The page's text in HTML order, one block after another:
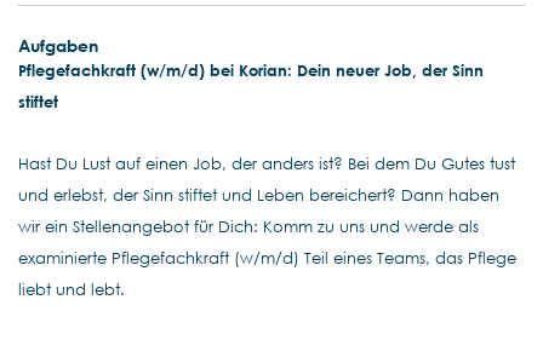
Aufgaben
Pflegefachkraft (w/m/d) bei Korian: Dein neuer Job, der Sinn
stiftet
Hast Du Lust auf einen Job, der anders ist? Bei dem Du Gutes tust
und erlebst, der Sinn stiftet und Leben bereichert? Dann haben
wir ein Stellenangebot für Dich: Komm zu uns und werde als
examinierte Pflegefachkraft (w/m/d) Teil eines Teams, das Pflege
liebt und lebt.